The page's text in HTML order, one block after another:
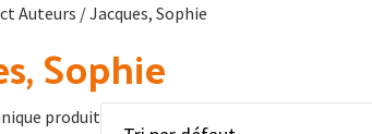
Auteurs / Jacques, Sophie
Sophie
produit